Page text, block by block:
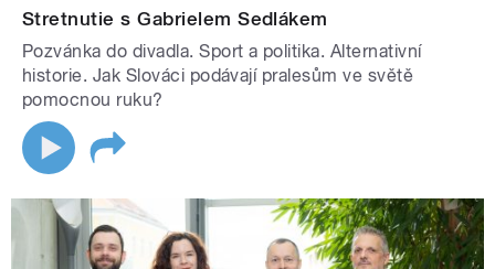
Stretnutie s Gabrielem Sedlákem
Pozvánka do divadla. Sport a politika. Alternativní
historie. Jak Slováci podávají pralesům ve světě
pomocnou ruku?